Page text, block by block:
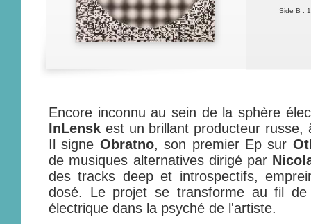
Side B :
Encore inconnu au sein de la sphère
InLensk est un brillant producteur russe,
Il signe Obratno, son premier Ep sur
de musiques alternatives dirigé par
des tracks deep et introspectifs,
dosé. Le projet se transforme au fil
électrique dans la psyché de l'artiste.